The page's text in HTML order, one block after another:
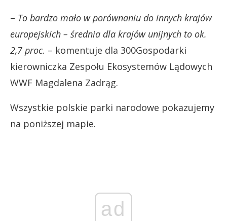
– To bardzo mało w porównaniu do innych krajów
europejskich – średnia dla krajów unijnych to ok.
2,7 proc. – komentuje dla 300Gospodarki
kierowniczka Zespołu Ekosystemów Lądowych
WWF Magdalena Zadrąg.
Wszystkie polskie parki narodowe pokazujemy
na poniższej mapie.
ad